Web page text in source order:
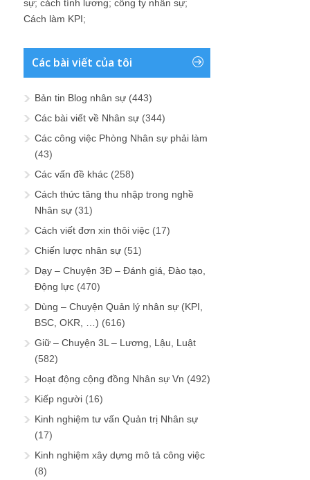
sự; cách tính lương; công ty nhân sự;
Cách làm KPI;
Các bài viết của tôi
Bản tin Blog nhân sự (443)
Các bài viết về Nhân sự (344)
Các công việc Phòng Nhân sự phải làm
(43)
Các vấn đề khác (258)
Cách thức tăng thu nhập trong nghề
Nhân sự (31)
Cách viết đơn xin thôi việc (17)
Chiến lược nhân sự (51)
Dạy – Chuyện 3Đ – Đánh giá, Đào tạo,
Động lực (470)
Dùng – Chuyện Quản lý nhân sự (KPI,
BSC, OKR, …) (616)
Giữ – Chuyện 3L – Lương, Lậu, Luật
(582)
Hoạt động cộng đồng Nhân sự Vn (492)
Kiếp người (16)
Kinh nghiệm tư vấn Quản trị Nhân sự
(17)
Kinh nghiệm xây dựng mô tả công việc
(8)